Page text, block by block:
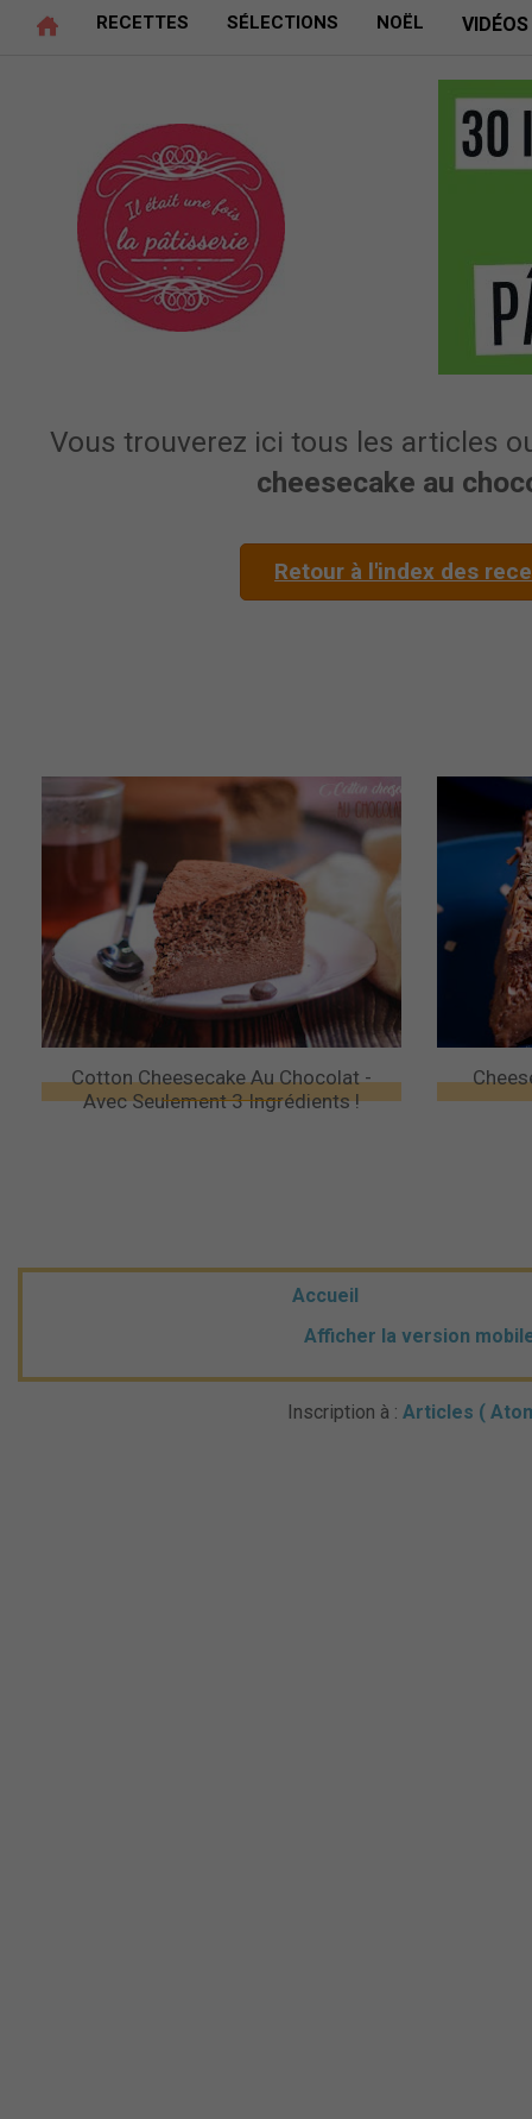
RECETTES SÉLECTIONS NOËL VIDÉOS
Vous trouverez ici tous les articles
cheesecake au
Retour à l'index des
Cotton Cheesecake Au Chocolat -
Avec Seulement 3 Ingrédients !
Accueil
Afficher la version
Inscription à :Articles (